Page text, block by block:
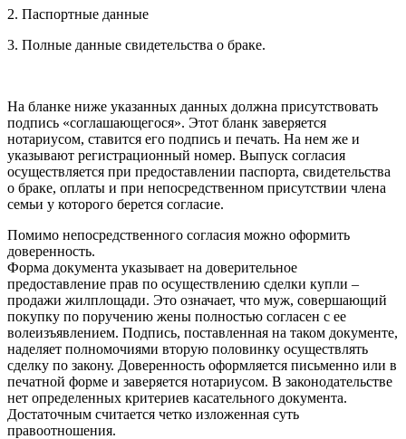
2. Паспортные данные
3. Полные данные свидетельства о браке.
На бланке ниже указанных данных должна присутствовать
подпись «соглашающегося». Этот бланк заверяется
нотариусом, ставится его подпись и печать. На нем же и
указывают регистрационный номер. Выпуск согласия
осуществляется при предоставлении паспорта, свидетельства
о браке, оплаты и при непосредственном присутствии члена
семьи у которого берется согласие.
Помимо непосредственного согласия можно оформить
доверенность.
Форма документа указывает на доверительное
предоставление прав по осуществлению сделки купли –
продажи жилплощади. Это означает, что муж, совершающий
покупку по поручению жены полностью согласен с ее
волеизъявлением. Подпись, поставленная на таком документе,
наделяет полномочиями вторую половинку осуществлять
сделку по закону. Доверенность оформляется письменно или в
печатной форме и заверяется нотариусом. В законодательстве
нет определенных критериев касательного документа.
Достаточным считается четко изложенная суть
правоотношения.